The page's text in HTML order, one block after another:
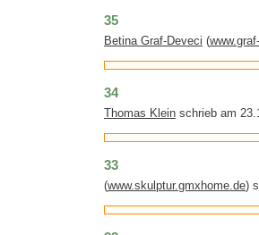
35
Betina Graf-Deveci (
34
Thomas Klein schrieb am
33
(www.skulptur.gmxhome.de)